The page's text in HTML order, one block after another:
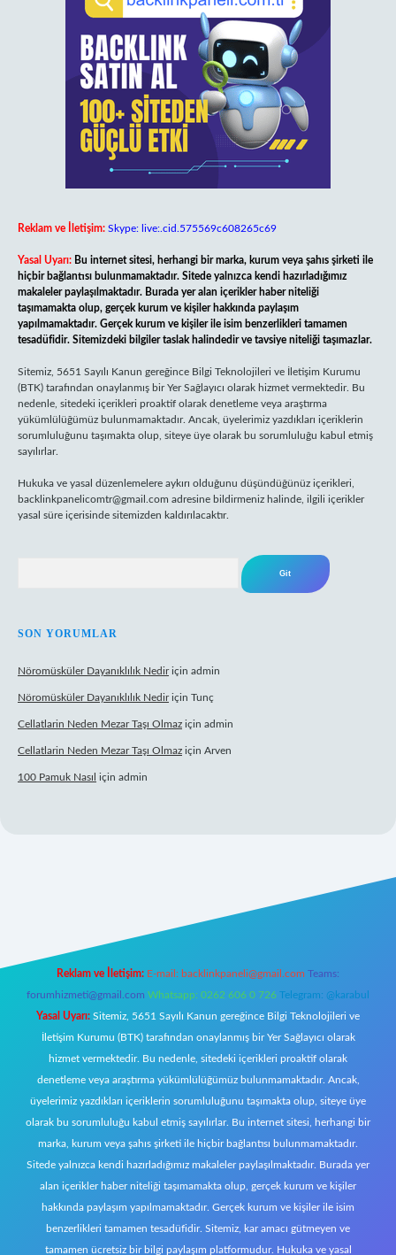
Reklam ve İletişim: Skype: live:.cid.575569c608265c69
Yasal Uyarı: Bu internet sitesi, herhangi bir marka, kurum veya şahıs şirketi ile
hiçbir bağlantısı bulunmamaktadır. Sitede yalnızca kendi hazırladığımız
makaleler paylaşılmaktadır. Burada yer alan içerikler haber niteliği
taşımamakta olup, gerçek kurum ve kişiler hakkında paylaşım
yapılmamaktadır. Gerçek kurum ve kişiler ile isim benzerlikleri tamamen
tesadüfidir. Sitemizdeki bilgiler taslak halindedir ve tavsiye niteliği taşımazlar.
Sitemiz, 5651 Sayılı Kanun gereğince Bilgi Teknolojileri ve İletişim Kurumu
(BTK) tarafından onaylanmış bir Yer Sağlayıcı olarak hizmet vermektedir. Bu
nedenle, sitedeki içerikleri proaktif olarak denetleme veya araştırma
yükümlülüğümüz bulunmamaktadır. Ancak, üyelerimiz yazdıkları içeriklerin
sorumluluğunu taşımakta olup, siteye üye olarak bu sorumluluğu kabul etmiş
sayılırlar.
Hukuka ve yasal düzenlemelere aykırı olduğunu düşündüğünüz içerikleri,
backlinkpanelicomtr@gmail.com adresine bildirmeniz halinde, ilgili içerikler
yasal süre içerisinde sitemizden kaldırılacaktır.
SON YORUMLAR
Nöromüsküler Dayanıklılık Nediriçin admin
Nöromüsküler Dayanıklılık Nediriçin Tunç
Cellatlarin Neden Mezar Taşı Olmaz için admin
Cellatlarin Neden Mezar Taşı Olmaz için Arven
100 Pamuk Nasıl için admin
Reklam ve İletişim: E-mail: backlinkpaneli@gmail.com Teams:
forumhizmeti@gmail.com Whatsapp: 0262 606 0 726 Telegram: @karabul
Yasal Uyarı: Sitemiz, 5651 Sayılı Kanun gereğince Bilgi Teknolojileri ve
İletişim Kurumu (BTK) tarafından onaylanmış bir Yer Sağlayıcı olarak
hizmet vermektedir. Bu nedenle, sitedeki içerikleri proaktif olarak
denetleme veya araştırma yükümlülüğümüz bulunmamaktadır. Ancak,
üyelerimiz yazdıkları içeriklerin sorumluluğunu taşımakta olup, siteye üye
olarak bu sorumluluğu kabul etmiş sayılırlar. Bu internet sitesi, herhangi bir
marka, kurum veya şahıs şirketi ile hiçbir bağlantısı bulunmamaktadır.
Sitede yalnızca kendi hazırladığımız makaleler paylaşılmaktadır. Burada yer
alan içerikler haber niteliği taşımamakta olup, gerçek kurum ve kişiler
hakkında paylaşım yapılmamaktadır. Gerçek kurum ve kişiler ile isim
benzerlikleri tamamen tesadüfidir. Sitemiz, kar amacı gütmeyen ve
tamamen ücretsiz bir bilgi paylaşım platformudur. Hukuka ve yasal